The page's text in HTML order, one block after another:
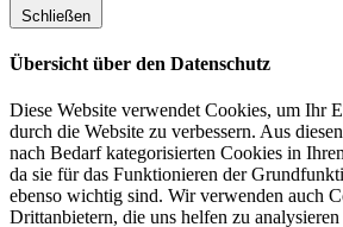
Schließen
Übersicht über den Datenschutz
Diese Website verwendet Cookies, um Ihr
durch die Website zu verbessern. Aus
nach Bedarf kategorisierten Cookies in
da sie für das Funktionieren der
ebenso wichtig sind. Wir verwenden auch
Drittanbietern, die uns helfen zu